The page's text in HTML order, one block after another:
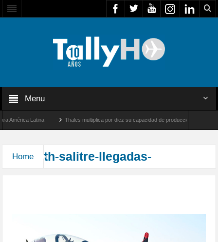
Menu
América Latina Thales multiplica por diez su capacidad de producción de radares
Home th-salitre-llegadas-